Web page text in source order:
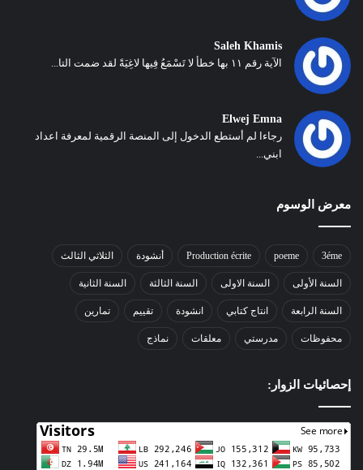
Saleh Khamis
الآية رقم ١١ بها خطأ لا تَسْمَعُ فِيها لاغِيَةً لقد ضمت التا...
Elwej Emna
رجاءا لم أستطع الدخول إلى المنصة الرقمية لمعرفة اعداد
ابني...
معرض الوسوم
3éme
poeme
Production écrite أنشودة الثلاثي الثالث
السنة الأولى السنة الاولى السنة الثالثة السنة الثانية
السنة الرابعة انتاج كتابي انشودة تقييم تمارين
محفوظات مدرستي معلقات نماذج
إحصائيات الزوار: